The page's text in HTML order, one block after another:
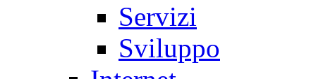
Servizi
Sviluppo